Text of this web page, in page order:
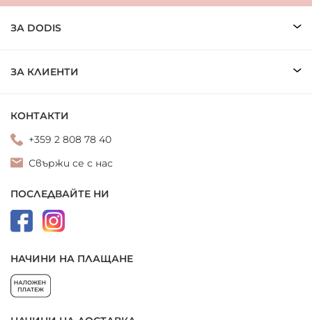
ЗА DODIS
ЗА КЛИЕНТИ
КОНТАКТИ
+359 2 808 78 40
Свържи се с нас
ПОСЛЕДВАЙТЕ НИ
НАЧИНИ НА ПЛАЩАНЕ